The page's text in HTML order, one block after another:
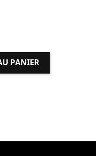
PANIER